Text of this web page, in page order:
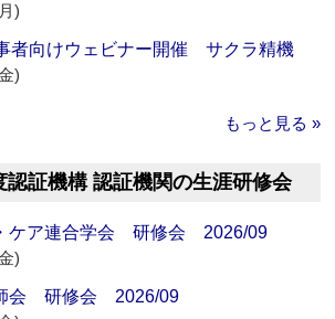
)
者向けウェビナー開催 サクラ精機
)
もっと見る »
認証機構 認証機関の生涯研修会
ケア連合学会 研修会 2026/09
)
会 研修会 2026/09